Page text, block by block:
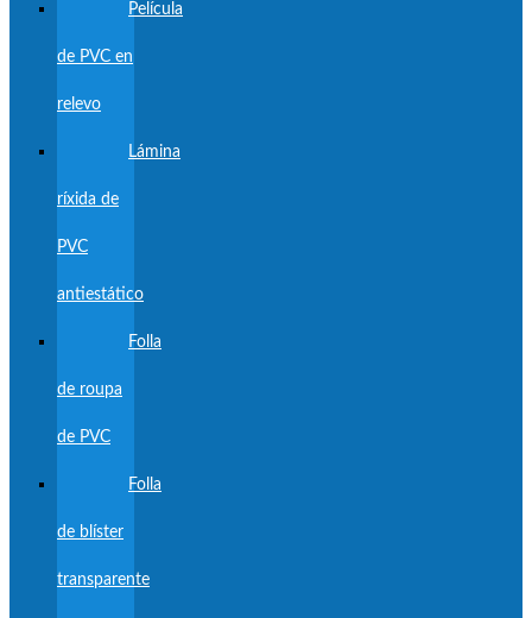
Película
de PVC en
relevo
Lámina
ríxida de
PVC
antiestático
Folla
de roupa
de PVC
Folla
de blíster
transparente